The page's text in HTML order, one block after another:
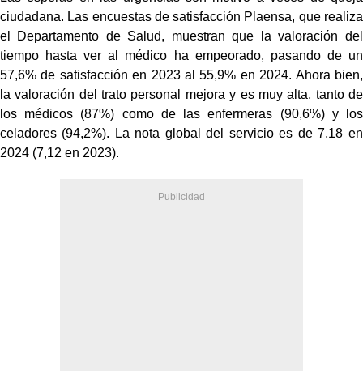
ciudadana. Las encuestas de satisfacción Plaensa, que realiza
el Departamento de Salud, muestran que la valoración del
tiempo hasta ver al médico ha empeorado, pasando de un
57,6% de satisfacción en 2023 al 55,9% en 2024. Ahora bien,
la valoración del trato personal mejora y es muy alta, tanto de
los médicos (87%) como de las enfermeras (90,6%) y los
celadores (94,2%). La nota global del servicio es de 7,18 en
2024 (7,12 en 2023).